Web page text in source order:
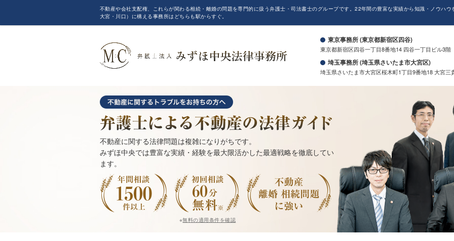
不動産や会社支配権、これらが関わる相続・離婚の問題を専門的に扱う弁護士・司法書士のグループです。22年間の豊富な実績から知識・ノウハ
大宮・川口）に構える事務所はどちらも駅からすぐ。
東京事務所 (東京都新宿区四谷)
東京都新宿区四谷一丁目8番地14 四谷一丁目ビル3階
埼玉事務所 (埼玉県さいたま市大宮区)
埼玉県さいたま市大宮区桜木町1丁目9番地18 大宮三
不動産に関する法律問題は複雑になりがちです。
みずほ中央では豊富な実績・経験を最大限活かした最適戦略を徹底してい
ます。
※無料の適用条件を確認